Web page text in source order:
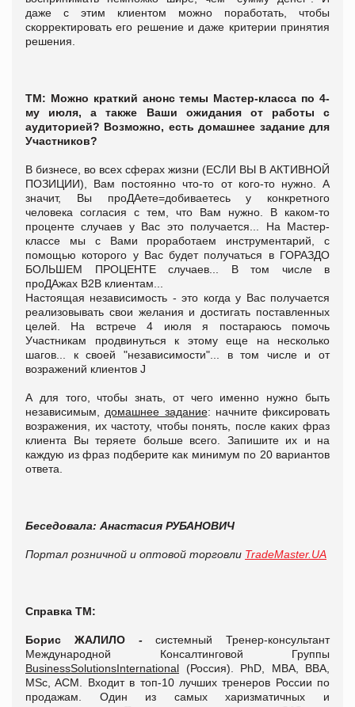
даже с этим клиентом можно поработать, чтобы
скорректировать его решение и даже критерии принятия
решения.
ТМ: Можно краткий анонс темы Мастер-класса по 4-
му июля, а также Ваши ожидания от работы с
аудиторией? Возможно, есть домашнее задание для
Участников?
В бизнесе, во всех сферах жизни (ЕСЛИ ВЫ В АКТИВНОЙ
ПОЗИЦИИ), Вам постоянно что-то от кого-то нужно. А
значит, Вы проДАете=добиваетесь у конкретного
человека согласия с тем, что Вам нужно. В каком-то
проценте случаев у Вас это получается... На Мастер-
классе мы с Вами проработаем инструментарий, с
помощью которого у Вас будет получаться в ГОРАЗДО
БОЛЬШЕМ ПРОЦЕНТЕ случаев... В том числе в
проДАжах B2B клиентам...
Настоящая независимость - это когда у Вас получается
реализовывать свои желания и достигать поставленных
целей. На встрече 4 июля я постараюсь помочь
Участникам продвинуться к этому еще на несколько
шагов... к своей "независимости"... в том числе и от
возражений клиентов J
А для того, чтобы знать, от чего именно нужно быть
независимым, домашнее задание: начните фиксировать
возражения, их частоту, чтобы понять, после каких фраз
клиента Вы теряете больше всего. Запишите их и на
каждую из фраз подберите как минимум по 20 вариантов
ответа.
Беседовала: Анастасия РУБАНОВИЧ
Портал розничной и оптовой торговли TradeMaster.UA
Справка ТМ:
Борис ЖАЛИЛО-системный Тренер-консультант
Международной Консалтинговой Группы
BusinessSolutionsInternational (Россия). PhD, МВА, BBA,
MSc, ACM. Входит в топ-10 лучших тренеров России по
продажам. Один из самых харизматичных и